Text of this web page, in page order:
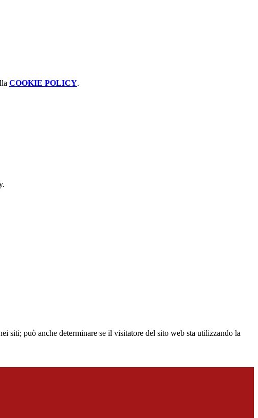
COOKIE POLICY.
siti; può anche determinare se il visitatore del sito web sta utilizzando la